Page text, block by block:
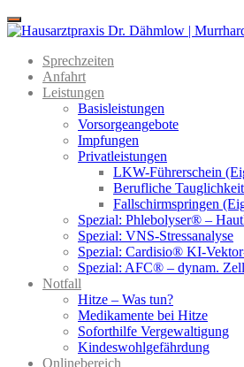
Menu
Sprechzeiten
Anfahrt
Leistungen
Basisleistungen
Vorsorgeangebote
Impfungen
Privatleistungen
LKW-Führerschein
Berufliche
Fallschirmspringen
Spezial: Phlebolyser® –
Spezial: VNS-Stressanalyse
Spezial: Cardisio® KI-
Spezial: AFC® – dynam.
Notfall
Hitze – Was tun?
Medikamente bei Hitze
Soforthilfe Vergewaltigung
Kindeswohlgefährdung
Onlinebereich